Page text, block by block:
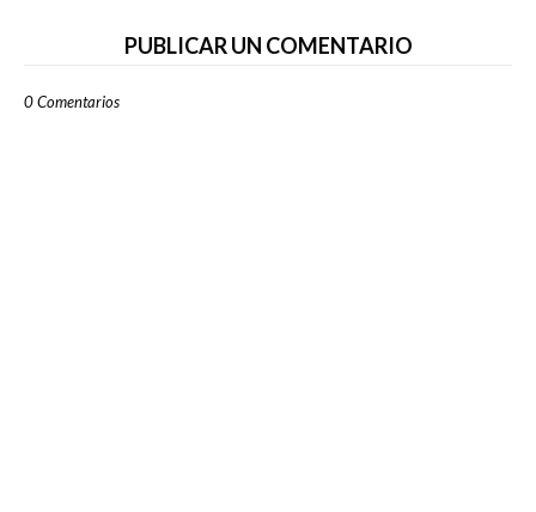
PUBLICAR UN COMENTARIO
0 Comentarios